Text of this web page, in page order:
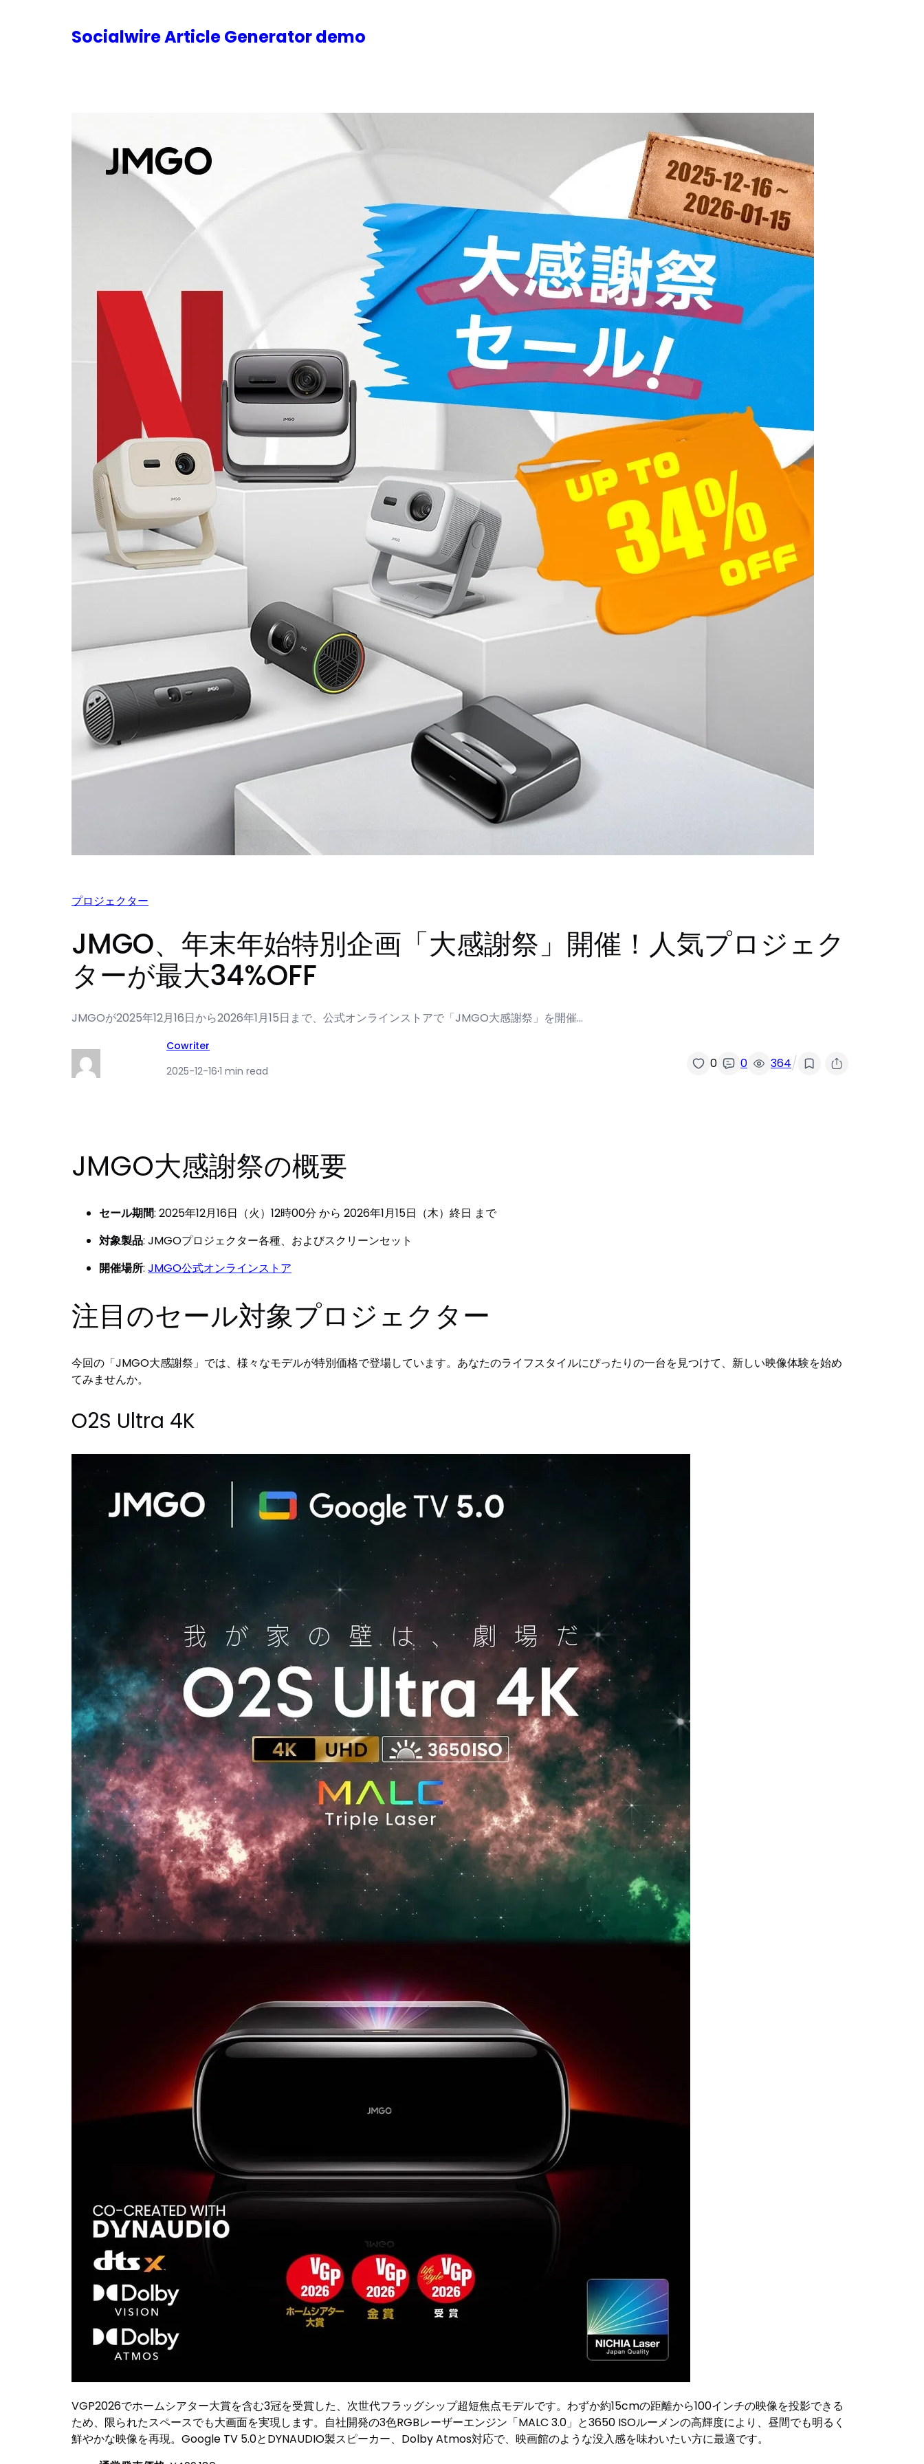
Socialwire Article Generator demo
プロジェクター
JMGO、年末年始特別企画「大感謝祭」開催！人気プロジェク
ターが最大34%OFF
JMGOが2025年12月16日から2026年1月15日まで、公式オンラインストアで「JMGO大感謝祭」を開催…
Cowriter
2025-12-16·1 min read 0 0 364/
JMGO大感謝祭の概要
セール期間: 2025年12月16日（火）12時00分 から 2026年1月15日（木）終日 まで
対象製品: JMGOプロジェクター各種、およびスクリーンセット
開催場所: JMGO公式オンラインストア
注目のセール対象プロジェクター
今回の「JMGO大感謝祭」では、様々なモデルが特別価格で登場しています。あなたのライフスタイルにぴったりの一台を見つけて、新しい映像体験を始め
てみませんか。
O2S Ultra 4K
VGP2026でホームシアター大賞を含む3冠を受賞した、次世代フラッグシップ超短焦点モデルです。わずか約15cmの距離から100インチの映像を投影できる
ため、限られたスペースでも大画面を実現します。自社開発の3色RGBレーザーエンジン「MALC 3.0」と3650 ISOルーメンの高輝度により、昼間でも明るく
鮮やかな映像を再現。Google TV 5.0とDYNAUDIO製スピーカー、Dolby Atmos対応で、映画館のような没入感を味わいたい方に最適です。